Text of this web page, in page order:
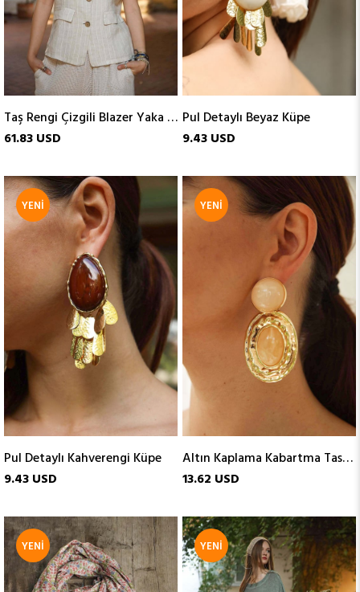
Taş Rengi Çizgili Blazer Yaka Keten Yelek
61.83 USD
Pul Detaylı Beyaz Küpe
9.43 USD
Pul Detaylı Kahverengi Küpe
9.43 USD
YENI
ÜRÜN
Altın Kaplama Kabartma Tasarım Yuvarlak Küpe
13.62 USD
YENI
YENI
ÜRÜN
YENI
ÜRÜN